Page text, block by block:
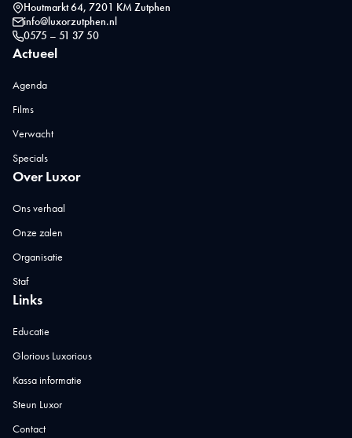
Houtmarkt 64, 7201 KM Zutphen
info@luxorzutphen.nl
0575 – 51 37 50
Actueel
Agenda
Films
Verwacht
Specials
Over Luxor
Ons verhaal
Onze zalen
Organisatie
Staf
Links
Educatie
Glorious Luxorious
Kassa informatie
Steun Luxor
Contact